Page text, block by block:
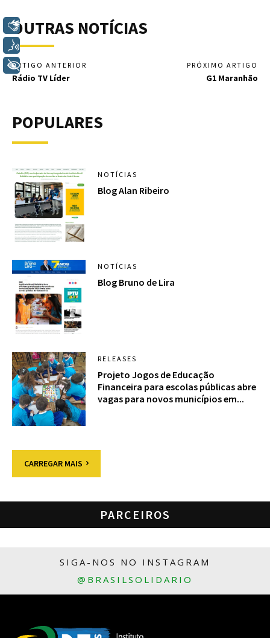
OUTRAS NOTÍCIAS
ARTIGO ANTERIOR
Rádio TV Líder
PRÓXIMO ARTIGO
G1 Maranhão
POPULARES
NOTÍCIAS
Blog Alan Ribeiro
NOTÍCIAS
Blog Bruno de Lira
RELEASES
Projeto Jogos de Educação
Financeira para escolas públicas abre
vagas para novos municípios em...
CARREGAR MAIS
PARCEIROS
SIGA-NOS NO INSTAGRAM
@BRASILSOLIDARIO
Libras
Voz
+ Acessibilidade